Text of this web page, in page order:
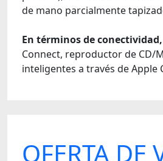
de mano parcialmente
En términos de
Connect, reproductor de CD/
inteligentes a través de Apple
OFERTA DE